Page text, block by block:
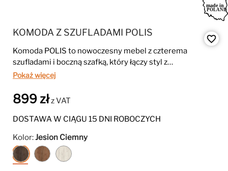
KOMODA Z SZUFLADAMI POLIS
Komoda POLIS to nowoczesny mebel z czterema
szufladami i boczną szafką, który łączy styl z
praktycznością. Podświetlany blat LED dodaje elegancji i
Pokaż więcej
899 złz VAT
DOSTAWA W CIĄGU 15 DNI ROBOCZYCH
Kolor:Jesion Ciemny
Jesion
Ciemny
Jesion
Jasny
Kraft
Biały
favorite_border